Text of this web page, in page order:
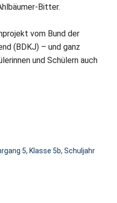
Bitter.
vom Bund der
(BDKJ) – und ganz
und Schülern auch
5, Klasse 5b,Schuljahr